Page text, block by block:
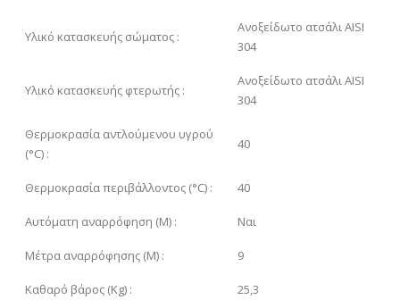
Υλικό κατασκευής σώματος :
Ανοξείδωτο ατσάλι AISI
304
Υλικό κατασκευής φτερωτής :
Ανοξείδωτο ατσάλι AISI
304
Θερμοκρασία αντλούμενου υγρού
(°C) :
40
Θερμοκρασία περιβάλλοντος (°C) : 40
Αυτόματη αναρρόφηση (M) : Ναι
Μέτρα αναρρόφησης (M) : 9
Καθαρό βάρος (Kg) : 25,3